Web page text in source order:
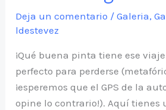
Deja un comentario /Galeria,
ldestevez
¡Qué buena pinta tiene ese
perfecto para perderse
¡esperemos que el GPS de la
opine lo contrario!). Aquí tienes